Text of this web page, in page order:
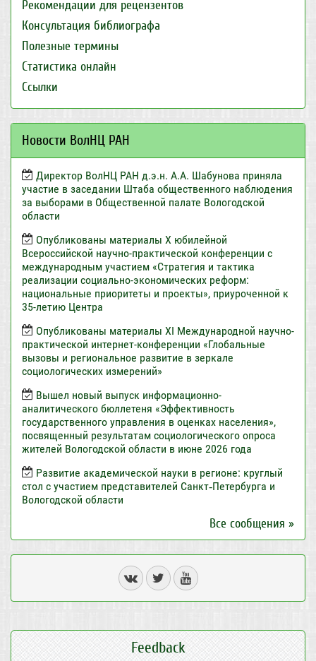
Рекомендации для рецензентов
Консультация библиографа
Полезные термины
Статистика онлайн
Ссылки
Новости ВолНЦ РАН
Директор ВолНЦ РАН д.э.н. А.А. Шабунова приняла
участие в заседании Штаба общественного наблюдения
за выборами в Общественной палате Вологодской
области
Опубликованы материалы X юбилейной
Всероссийской научно-практической конференции с
международным участием «Стратегия и тактика
реализации социально-экономических реформ:
национальные приоритеты и проекты», приуроченной к
35-летию Центра
Опубликованы материалы XI Международной научно-
практической интернет-конференции «Глобальные
вызовы и региональное развитие в зеркале
социологических измерений»
Вышел новый выпуск информационно-
аналитического бюллетеня «Эффективность
государственного управления в оценках населения»,
посвященный результатам социологического опроса
жителей Вологодской области в июне 2026 года
Развитие академической науки в регионе: круглый
стол с участием представителей Санкт‑Петербурга и
Вологодской области
Все сообщения »
Feedback